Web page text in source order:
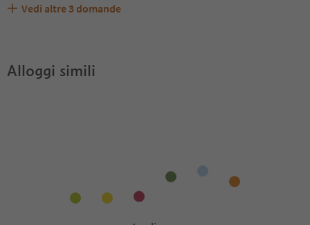
Residenza Zur Linde accetta animali domestici?
Quali servizi/attività sono disponibili presso Residenza
Gli ospiti di Residenza Zur Linde ricevono l'Alto Adige
Vedi altre 3 domande
Alloggi simili